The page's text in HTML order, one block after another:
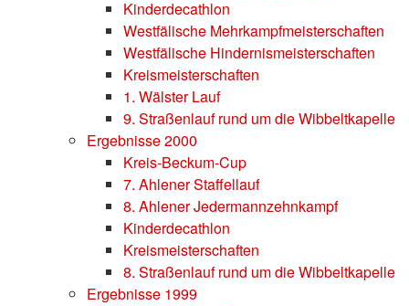
Kinderdecathlon
Westfälische Mehrkampfmeisterschaften
Westfälische Hindernismeisterschaften
Kreismeisterschaften
1. Wälster Lauf
9. Straßenlauf rund um die Wibbeltkapelle
Ergebnisse 2000
Kreis-Beckum-Cup
7. Ahlener Staffellauf
8. Ahlener Jedermannzehnkampf
Kinderdecathlon
Kreismeisterschaften
8. Straßenlauf rund um die Wibbeltkapelle
Ergebnisse 1999